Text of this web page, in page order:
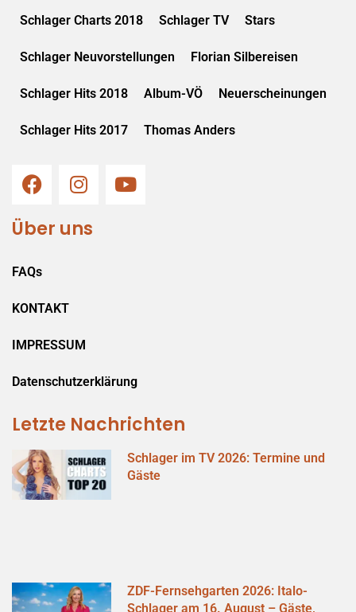
Schlager Charts 2018 Schlager TV Stars
Schlager Neuvorstellungen Florian Silbereisen
Schlager Hits 2018 Album-VÖ Neuerscheinungen
Schlager Hits 2017 Thomas Anders
Über uns
FAQs
KONTAKT
IMPRESSUM
Datenschutzerklärung
Letzte Nachrichten
Schlager im TV 2026: Termine und
Gäste
ZDF-Fernsehgarten 2026: Italo-
Schlager am 16. August – Gäste,